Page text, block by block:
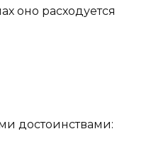
оно расходуется
достоинствами: